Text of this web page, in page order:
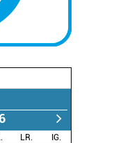
LR.
IG.